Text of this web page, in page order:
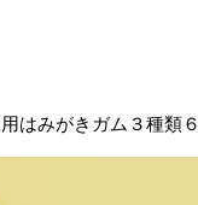
はみがきガム３種類